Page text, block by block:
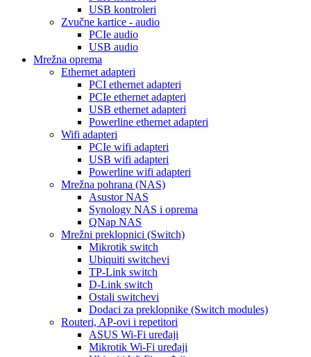
USB kontroleri
Zvučne kartice - audio
PCIe audio
USB audio
Mrežna oprema
Ethernet adapteri
PCI ethernet adapteri
PCIe ethernet adapteri
USB ethernet adapteri
Powerline ethernet adapteri
Wifi adapteri
PCIe wifi adapteri
USB wifi adapteri
Powerline wifi adapteri
Mrežna pohrana (NAS)
Asustor NAS
Synology NAS i oprema
QNap NAS
Mrežni preklopnici (Switch)
Mikrotik switch
Ubiquiti switchevi
TP-Link switch
D-Link switch
Ostali switchevi
Dodaci za preklopnike (Switch modules)
Routeri, AP-ovi i repetitori
ASUS Wi-Fi uređaji
Mikrotik Wi-Fi uređaji